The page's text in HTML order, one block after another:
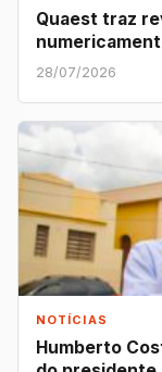
Quaest traz
28/07/2026
NOTÍCIAS
Humberto